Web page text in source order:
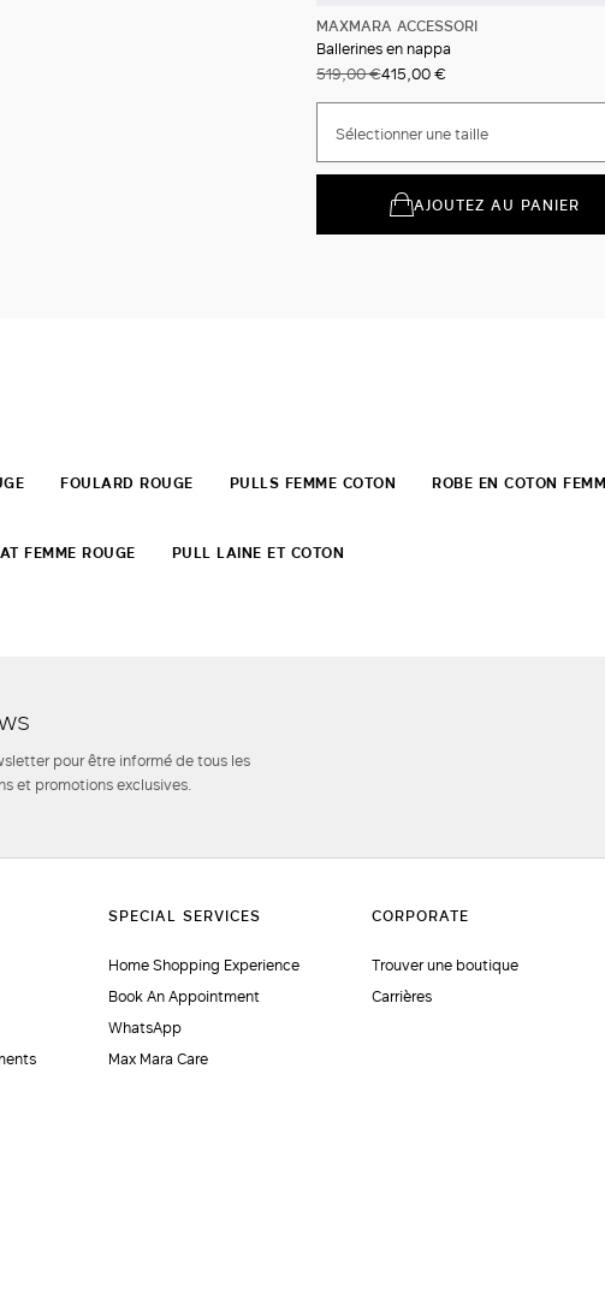
MAXMARA ACCESSORI
Ballerines en nappa
519,00 €415,00 €
Sélectionner une taille
AJOUTEZ AU PANIER
FOULARD ROUGE PULLS FEMME COTON ROBE EN COTON
FEMME ROUGE PULL LAINE ET COTON
pour être informé de tous les
et promotions exclusives.
Home Shopping Experience
Book An Appointment
WhatsApp
Max Mara Care
Trouver une boutique
Carrières